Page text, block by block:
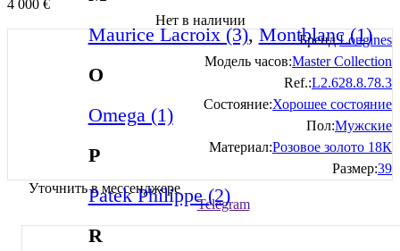
Maurice Lacroix (3),Montblanc (1)
O
Omega (1)
P
Patek Philippe (2)
R
4 000 €
Нет в наличии
Бренд:Longines
Модель часов:Master Collection
Ref.:L2.628.8.78.3
Состояние:Хорошее состояние
Пол:Мужские
Материал:Розовое золото 18К
Размер:39
Уточнить в мессенджере
Telegram